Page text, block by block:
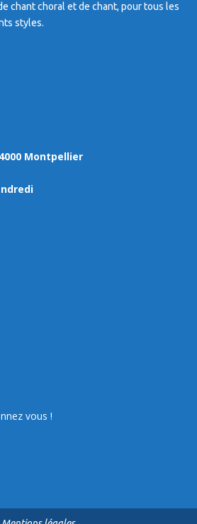
chant choral et de chant, pour tous les
styles.
Montpellier
vous !